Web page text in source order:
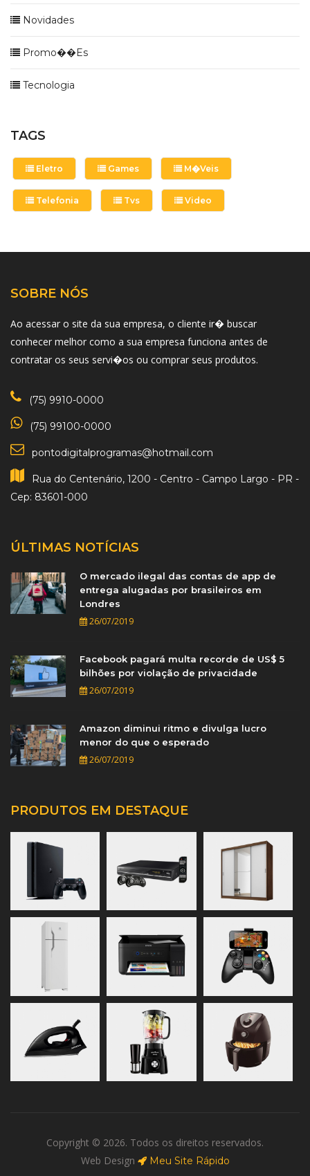
Novidades
Promo��es
Tecnologia
TAGS
Eletro Games M�veis
Telefonia Tvs Video
SOBRE NÓS
Ao acessar o site da sua empresa, o cliente ir� buscar
conhecer melhor como a sua empresa funciona antes de
contratar os seus servi�os ou comprar seus produtos.
(75) 9910-0000
(75) 99100-0000
pontodigitalprogramas@hotmail.com
Rua do Centenário, 1200 - Centro - Campo Largo - PR -
Cep: 83601-000
ÚLTIMAS NOTÍCIAS
O mercado ilegal das contas de app de
entrega alugadas por brasileiros em
Londres
26/07/2019
Facebook pagará multa recorde de US$ 5
bilhões por violação de privacidade
26/07/2019
Amazon diminui ritmo e divulga lucro
menor do que o esperado
26/07/2019
PRODUTOS EM DESTAQUE
Copyright © 2026. Todos os direitos reservados.
Web Design
Meu Site Rápido